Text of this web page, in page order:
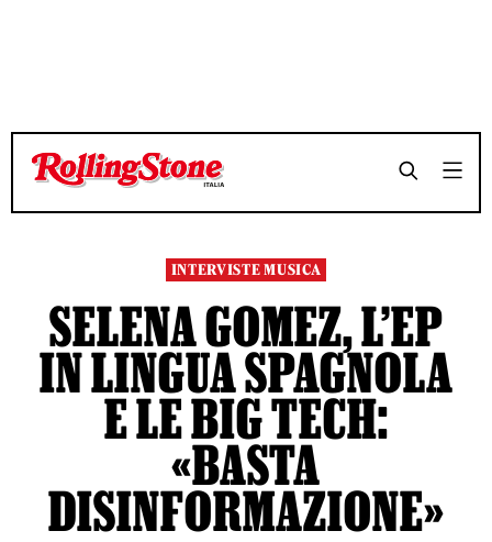
TEMPO DI LETTURA 7 MINUTI SHARE
TEMPO DI LETTURA 7 MINUTI SHARE
INTERVISTE MUSICA
SELENA GOMEZ, L’EP
IN LINGUA SPAGNOLA
E LE BIG TECH:
«BASTA
DISINFORMAZIONE»